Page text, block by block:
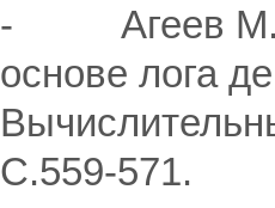
- Агеев М.С.
основе лога
С.559-571.